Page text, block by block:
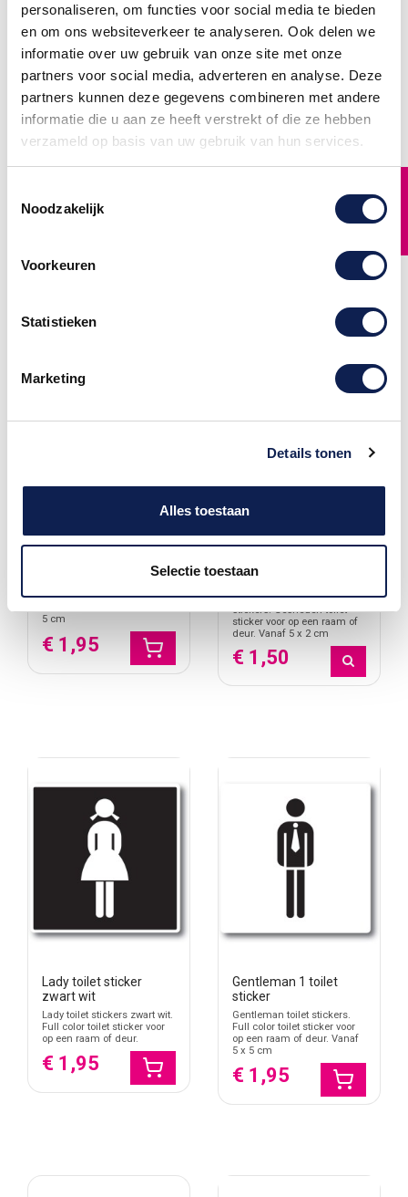
personaliseren, om functies voor social media te bieden
en om ons websiteverkeer te analyseren. Ook delen we
informatie over uw gebruik van onze site met onze
partners voor social media, adverteren en analyse. Deze
partners kunnen deze gegevens combineren met andere
informatie die u aan ze heeft verstrekt of die ze hebben
verzameld op basis van uw gebruik van hun services.
Noodzakelijk
Voorkeuren
Statistieken
Marketing
Details tonen
Alles toestaan
Selectie toestaan
tekst Vrouw man toilet
Gesneden toilet sticker voor
op een raam of deur.
€ 1,95
man grappig toilet
Gesneden toilet sticker voor
color toilet sticker voor op
5 cm
€ 1,95
Kies eigen kleur lady
toilet sticker
Kies Eigen kleur Lady toilet
stickers. Gesneden toilet
sticker voor op een raam of
deur. Vanaf 5 x 2 cm
€ 1,50
Lady toilet sticker
zwart wit
Lady toilet stickers zwart wit.
Full color toilet sticker voor
op een raam of deur.
€ 1,95
Gentleman 1 toilet
sticker
Gentleman toilet stickers.
Full color toilet sticker voor
op een raam of deur. Vanaf
5 x 5 cm
€ 1,95